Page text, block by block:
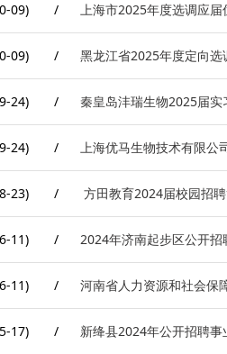
09) / 上海市2025年度选调应
09) / 黑龙江省2025年度定向
24) / 秦皇岛沣瑞生物2025届实
24) / 上海优马生物技术有限公
23) / 方田教育2024届校园招
11) / 2024年济南起步区公开招
11) / 河南省人力资源和社会保
17) / 新绛县2024年公开招聘